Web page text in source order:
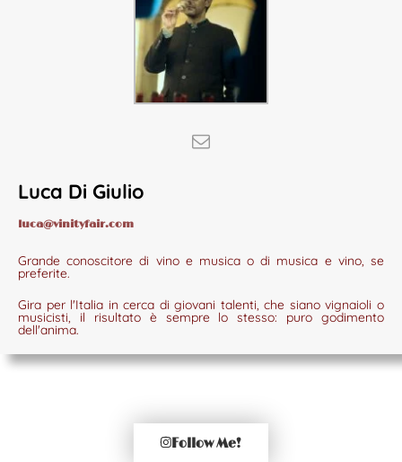
Luca Di Giulio
luca@vinityfair.com
Grande conoscitore di vino e musica o di musica e vino, se
preferite.
Gira per l'Italia in cerca di giovani talenti, che siano vignaioli o
musicisti, il risultato è sempre lo stesso: puro godimento
dell'anima.
Follow Me!